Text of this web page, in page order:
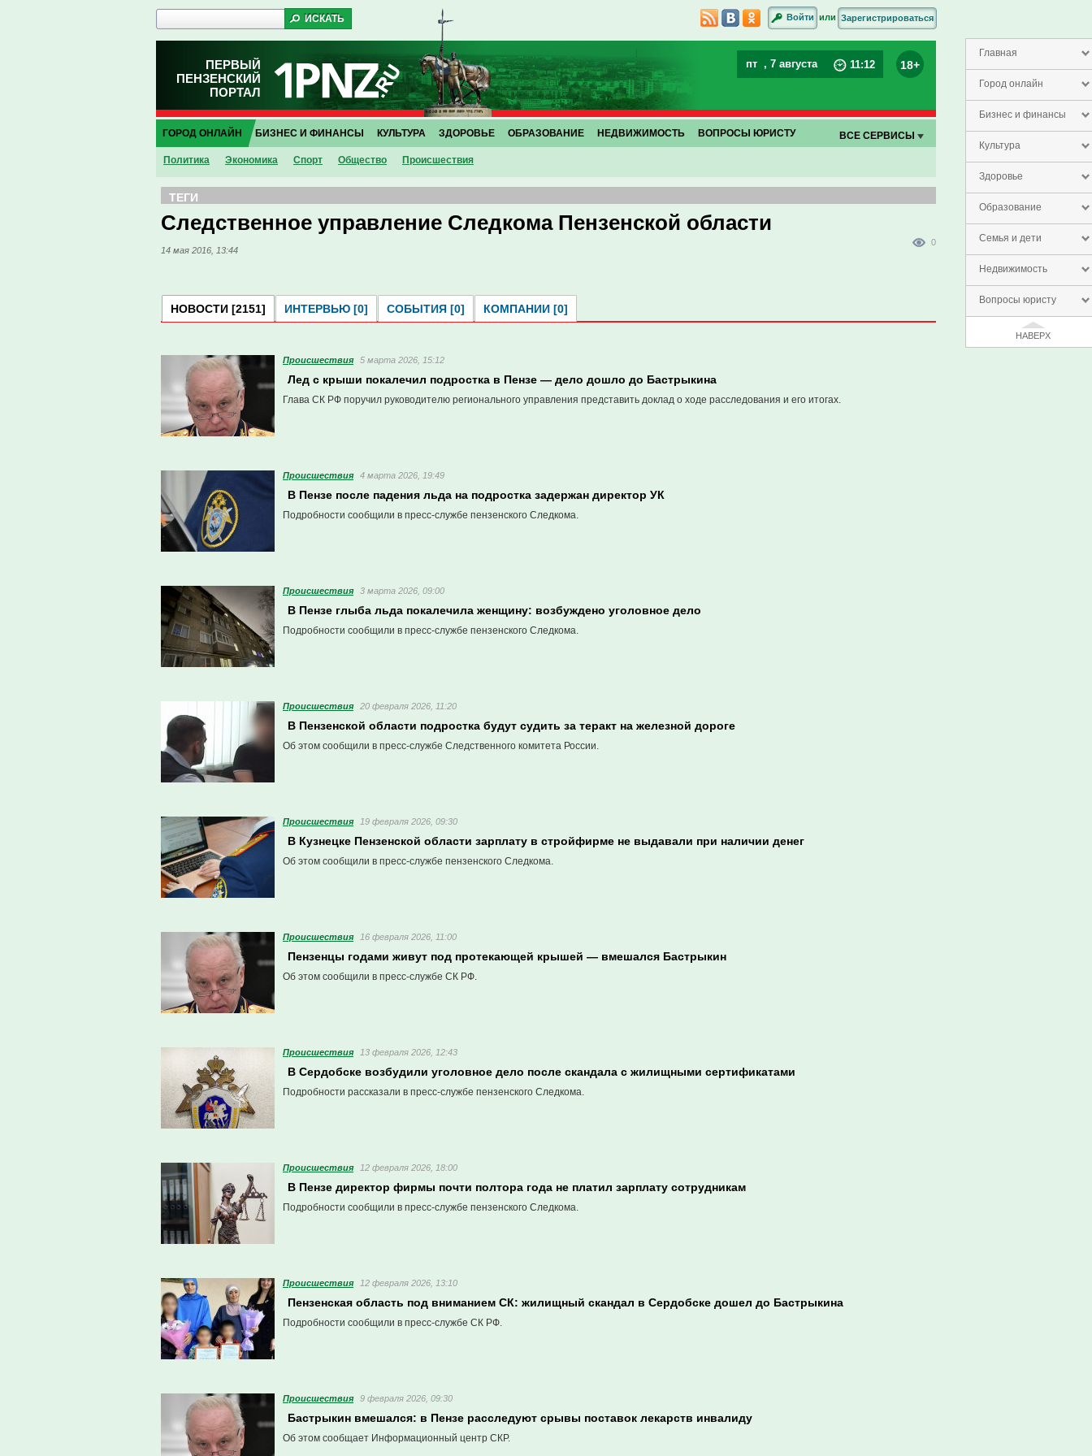
Главная
Город онлайн
Бизнес и финансы
Культура
Здоровье
Образование
Семья и дети
Недвижимость
Вопросы юристу
НАВЕРХ
Войти или Зарегистрироваться
ПЕРВЫЙ
ПЕНЗЕНСКИЙ
ПОРТАЛ
пт , 7 августа 11:12 18+
ГОРОД ОНЛАЙН
Политика Экономика Спорт Общество Проиcшествия
БИЗНЕС И ФИНАНСЫ КУЛЬТУРА ЗДОРОВЬЕ ОБРАЗОВАНИЕ НЕДВИЖИМОСТЬ ВОПРОСЫ ЮРИСТУ ВСЕ СЕРВИСЫ
ТЕГИ
Следственное управление Следкома Пензенской области
14 мая 2016, 13:44
0
НОВОСТИ [2151] ИНТЕРВЬЮ [0] СОБЫТИЯ [0] КОМПАНИИ [0]
Проиcшествия 5 марта 2026, 15:12
Лед с крыши покалечил подростка в Пензе — дело дошло до Бастрыкина
Глава СК РФ поручил руководителю регионального управления представить доклад о ходе расследования и его итогах.
Проиcшествия 4 марта 2026, 19:49
В Пензе после падения льда на подростка задержан директор УК
Подробности сообщили в пресс-службе пензенского Следкома.
Проиcшествия 3 марта 2026, 09:00
В Пензе глыба льда покалечила женщину: возбуждено уголовное дело
Подробности сообщили в пресс-службе пензенского Следкома.
Проиcшествия 20 февраля 2026, 11:20
В Пензенской области подростка будут судить за теракт на железной дороге
Об этом сообщили в пресс-службе Следственного комитета России.
Проиcшествия 19 февраля 2026, 09:30
В Кузнецке Пензенской области зарплату в стройфирме не выдавали при наличии денег
Об этом сообщили в пресс-службе пензенского Следкома.
Проиcшествия 16 февраля 2026, 11:00
Пензенцы годами живут под протекающей крышей — вмешался Бастрыкин
Об этом сообщили в пресс-службе СК РФ.
Проиcшествия 13 февраля 2026, 12:43
В Сердобске возбудили уголовное дело после скандала с жилищными сертификатами
Подробности рассказали в пресс-службе пензенского Следкома.
Проиcшествия 12 февраля 2026, 18:00
В Пензе директор фирмы почти полтора года не платил зарплату сотрудникам
Подробности сообщили в пресс-службе пензенского Следкома.
Проиcшествия 12 февраля 2026, 13:10
Пензенская область под вниманием СК: жилищный скандал в Сердобске дошел до Бастрыкина
Подробности сообщили в пресс-службе СК РФ.
Проиcшествия 9 февраля 2026, 09:30
Бастрыкин вмешался: в Пензе расследуют срывы поставок лекарств инвалиду
Об этом сообщает Информационный центр СКР.